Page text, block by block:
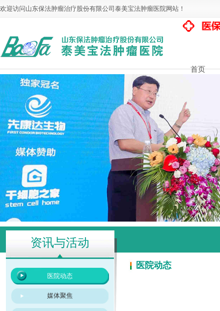
欢迎访问山东保法肿瘤治疗股份有限公司泰美宝法肿瘤医院网站！
首页
资讯与活动
医院动态
媒体聚焦
医院动态